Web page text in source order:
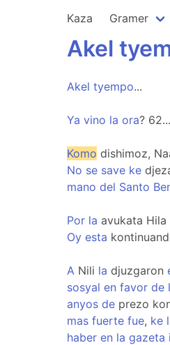
Kaza Gramer
Akel
Akel tyempo...
Ya vino la ora? 62...
Komo dishimoz,
No se save ke
mano del Santo
Por la avukata Hila
Oy esta
A Nili la djuzgaron
sosyal en favor de
anyos de prezo
mas fuerte fue, ke
haber en la gazeta i